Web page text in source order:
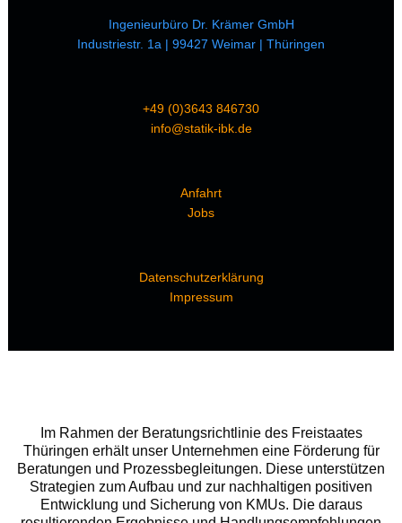
Ingenieurbüro Dr. Krämer GmbH
Industriestr. 1a | 99427 Weimar | Thüringen
+49 (0)3643 846730
info@statik-ibk.de
Anfahrt
Jobs
Datenschutzerklärung
Impressum
Im Rahmen der Beratungsrichtlinie des Freistaates
Thüringen erhält unser Unternehmen eine Förderung für
Beratungen und Prozessbegleitungen. Diese unterstützen
Strategien zum Aufbau und zur nachhaltigen positiven
Entwicklung und Sicherung von KMUs. Die daraus